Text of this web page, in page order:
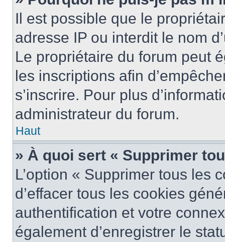
Il est possible que le
adresse IP ou interdit le nom
Le propriétaire du forum peut
les inscriptions afin
s’inscrire. Pour plus
administrateur du forum.
Haut
» À quoi sert « Supprimer
L’option « Supprimer tous les
d’effacer tous les cookies
authentification et votre
également d’enregistrer le